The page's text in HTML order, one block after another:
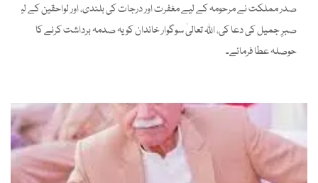
صدر مملکت نے مرحومہ کے لیے مغفرت اور درجات کی بلندی، اور لواحقین کے لیے
صبرِ جمیل کی دعا کی، اللّہ تعالیٰ سوگوار خاندان کو یہ صدمہ برداشت کرنے کا
حوصلہ عطا فرمائے۔